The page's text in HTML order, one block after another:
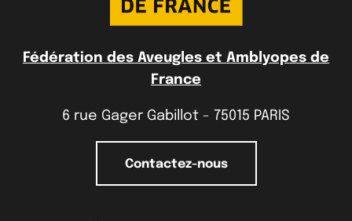
Fédération des Aveugles et Amblyopes de
France
6 rue Gager Gabillot - 75015 PARIS
Contactez-nous